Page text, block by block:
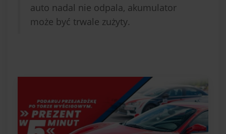
auto nadal nie odpala, akumulator
może być trwale zużyty.